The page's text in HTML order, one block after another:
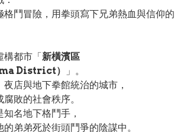
格鬥冒險，用拳頭寫下兄弟熱血與信仰的
都市「 新橫濱區
District）
」。
店與地下拳館統治的城市，
敗的社會秩序。
名地下格鬥手，
弟弟死於街頭鬥爭的陰謀中。